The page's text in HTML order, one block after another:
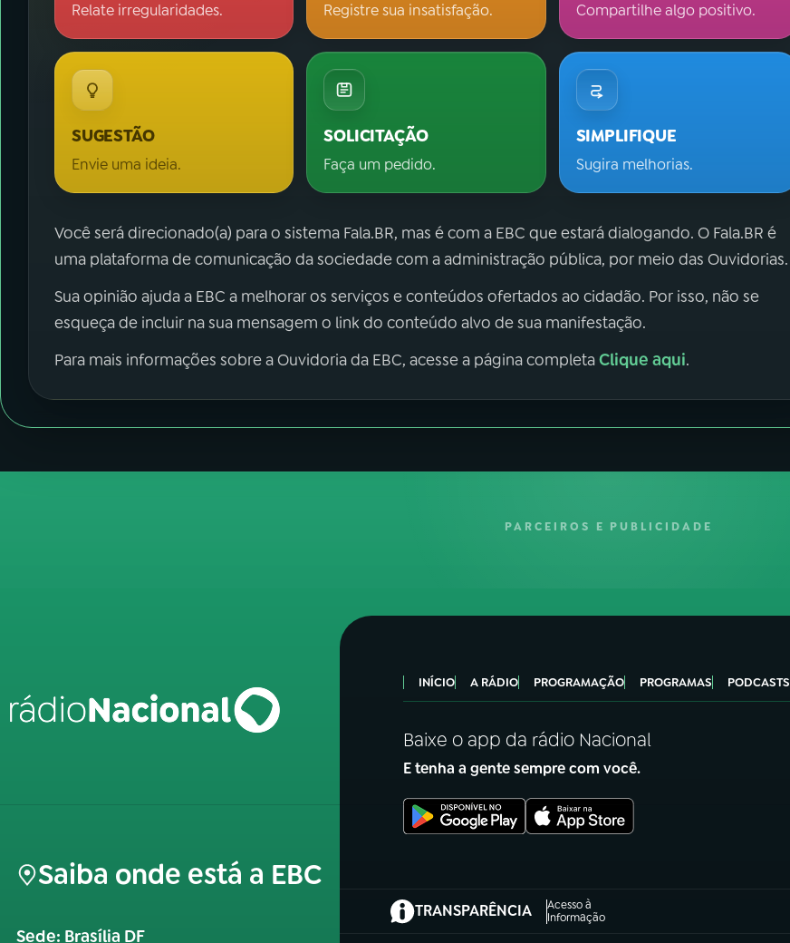
Relate irregularidades. Registre sua insatisfação. Compartilhe algo positivo.
SUGESTÃO
Envie uma ideia.
SOLICITAÇÃO
Faça um pedido.
SIMPLIFIQUE
Sugira melhorias.
Você será direcionado(a) para o sistema Fala.BR, mas é com a EBC que estará dialogando. O Fala.BR é
uma plataforma de comunicação da sociedade com a administração pública, por meio das Ouvidorias.
Sua opinião ajuda a EBC a melhorar os serviços e conteúdos ofertados ao cidadão. Por isso, não se
esqueça de incluir na sua mensagem o link do conteúdo alvo de sua manifestação.
Para mais informações sobre a Ouvidoria da EBC, acesse a página completaClique aqui.
PARCEIROS E PUBLICIDADE
Saiba onde está a EBC
Sede: Brasília DF
INÍCIO A RÁDIO PROGRAMAÇÃO PROGRAMAS PODCASTS
Baixe o app da rádio Nacional
E tenha a gente sempre com você.
TRANSPARÊNCIA
Acesso à
Informação
(abre em nova aba)